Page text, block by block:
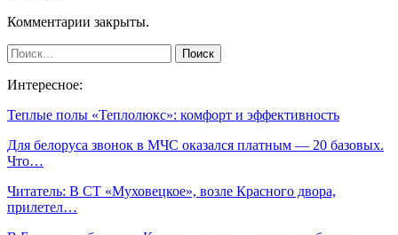
Комментарии закрыты.
Интересное:
Теплые полы «Теплолюкс»: комфорт и эффективность
Для белоруса звонок в МЧС оказался платным — 20 базовых.
Что…
Читатель: В СТ «Муховецкое», возле Красного двора,
прилетел…